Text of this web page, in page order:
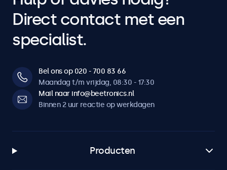
Direct contact met een
specialist.
Bel ons op 020 - 700 83 66
Maandag t/m vrijdag, 08:30 - 17:30
Mail naar info@beetronics.nl
Binnen 2 uur reactie op werkdagen
Producten